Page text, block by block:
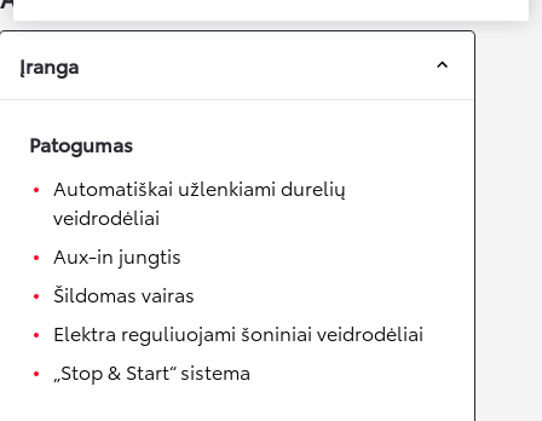
Įranga
Patogumas
Automatiškai užlenkiami durelių
veidrodėliai
Aux-in jungtis
Šildomas vairas
Elektra reguliuojami šoniniai veidrodėliai
„Stop & Start“ sistema